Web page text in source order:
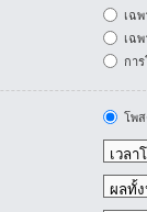
เฉ
เฉ
กา
โพ